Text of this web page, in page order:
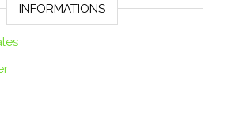
INFORMATIONS